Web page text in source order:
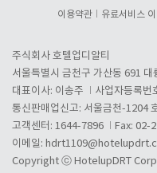
이용약관 유료서비스
주식회사 호텔업디알티
서울특별시 금천구 가산동 691
대표이사: 이송주
사업자등록
통신판매업신고: 서울금천-1204
고객센터: 1644-7896
Fax: 02-
이메일:
Copyright ⓒ HotelupDRT